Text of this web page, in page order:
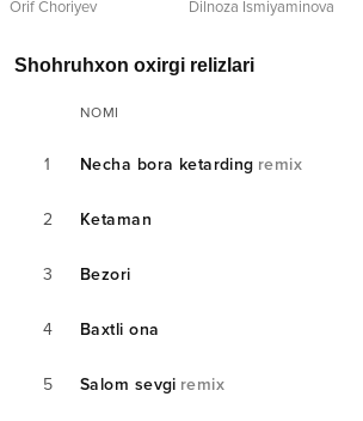
Orif Choriyev
Dilnoza Ismiyaminova
Shohruhxon oxirgi relizlari
NOMI
1 Necha bora ketarding remix
2 Ketaman
3 Bezori
4 Baxtli ona
5 Salom sevgi remix